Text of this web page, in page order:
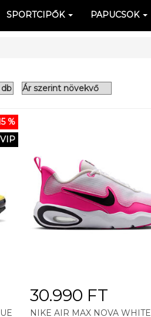
SPORTCIPŐK PAPUCSOK
%
VIP
30.990 FT
NIKE AIR MAX NOVA WHITE